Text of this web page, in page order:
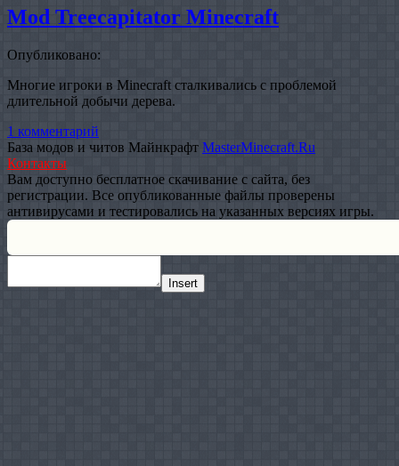
Mod Treecapitator Minecraft
Опубликовано:
Многие игроки в Minecraft сталкивались с проблемой
длительной добычи дерева.
1 комментарий
База модов и читов Майнкрафт MasterMinecraft.Ru
Контакты
Вам доступно бесплатное скачивание с сайта, без
регистрации. Все опубликованные файлы проверены
антивирусами и тестировались на указанных версиях игры.
Прокрутка
Insert